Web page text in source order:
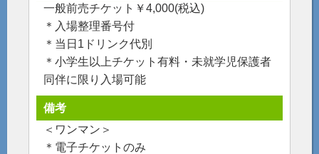
一般前売チケット￥4,000(税込)
＊入場整理番号付
＊当日1ドリンク代別
＊小学生以上チケット有料・未就学児保護者
同伴に限り入場可能
備考
＜ワンマン＞
＊電子チケットのみ